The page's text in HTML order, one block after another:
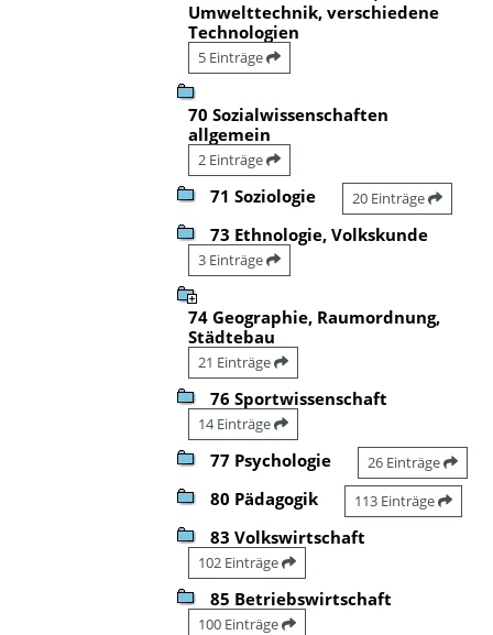
Umwelttechnik, verschiedene
Technologien
5 Einträge
70 Sozialwissenschaften
allgemein
2 Einträge
71 Soziologie 20 Einträge
73 Ethnologie, Volkskunde
3 Einträge
74 Geographie, Raumordnung,
Städtebau
21 Einträge
76 Sportwissenschaft
14 Einträge
77 Psychologie 26 Einträge
80 Pädagogik 113 Einträge
83 Volkswirtschaft
102 Einträge
85 Betriebswirtschaft
100 Einträge